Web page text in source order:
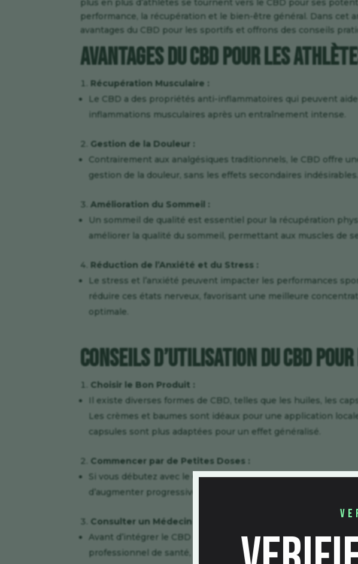
plus en plus d’athlètes se tournent vers le CBD pour ses
performance, la récupération et le bien-être général. Dans cet
avantages du CBD pour les sportifs et offrons des conseils
Avantages du CBD pour les
Récupération Musculaire :
Le CBD a des propriétés anti-inflammatoires qui peuvent
inflammations musculaires après un entraînement intense.
Gestion de la Douleur :
Contrairement aux analgésiques traditionnels, le CBD offre
gestion de la douleur, sans les effets secondaires indésirables.
Amélioration du Sommeil :
Un sommeil de qualité est essentiel pour la récupération
améliorer la qualité du sommeil, permettant aux muscles de
Réduction de l’Anxiété et du Stress :
Le stress et l’anxiété peuvent impacter les performances
réduire ces états nerveux, favorisant une meilleure
optimale.
Conseils d’Utilisation du CBD
Choisir le Bon Produit :
Il existe diverses formes de CBD, telles que les huiles, les
Les crèmes et baumes sont idéaux pour une application
capsules sont plus adaptées pour un effet généralisé.
Commencer par de Petites Doses :
Si vous débutez avec le CBD, il est conseillé de commencer
d’augmenter progressivement en fonction de votre réaction.
Consulter un Médecin :
Avant d’intégrer le CBD à votre routine d’entraînement, il
professionnel de santé, surtout si vous prenez d’autres